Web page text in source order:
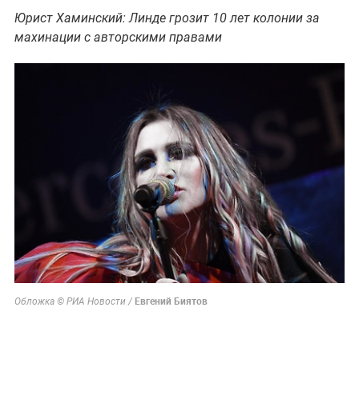
Юрист Хаминский: Линде грозит 10 лет колонии за
махинации с авторскими правами
Обложка © РИА Новости / Евгений Биятов